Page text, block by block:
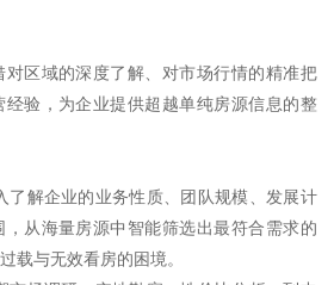
区域的深度了解、对市场行情的精准把
验，为企业提供超越单纯房源信息的整
了解企业的业务性质、团队规模、发展计
从海量房源中智能筛选出最符合需求的
载与无效看房的困境。